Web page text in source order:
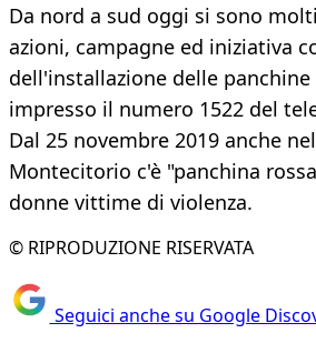
Da nord a sud oggi si sono
azioni, campagne ed iniziativa
dell'installazione delle panchine
impresso il numero 1522 del
Dal 25 novembre 2019 anche
Montecitorio c'è "panchina
donne vittime di violenza.
© RIPRODUZIONE RISERVATA
Seguici anche su Google